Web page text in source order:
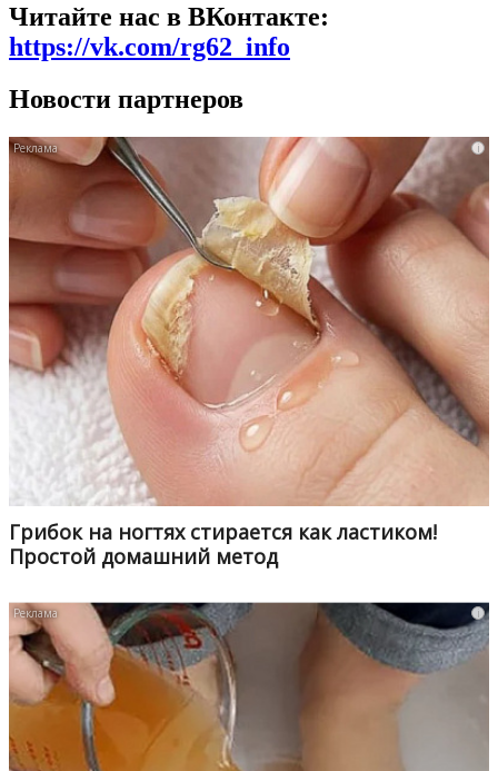
Читайте нас в ВКонтакте:
https://vk.com/rg62_info
Новости партнеров
i
Грибок на ногтях стирается как ластиком!
Простой домашний метод
i